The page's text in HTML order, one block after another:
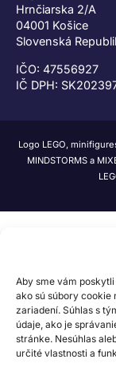
Aby sme vám
ako sú súbory cookie
zariadení. Súhlas s
údaje, ako je
stránke. Nesúhlas
určité vlastnosti a
Hrnčiarska 2/A
04001 Košice
Slovenská
IČO: 47556927
IČ DPH:
Logo LEGO,
MINDSTORMS a